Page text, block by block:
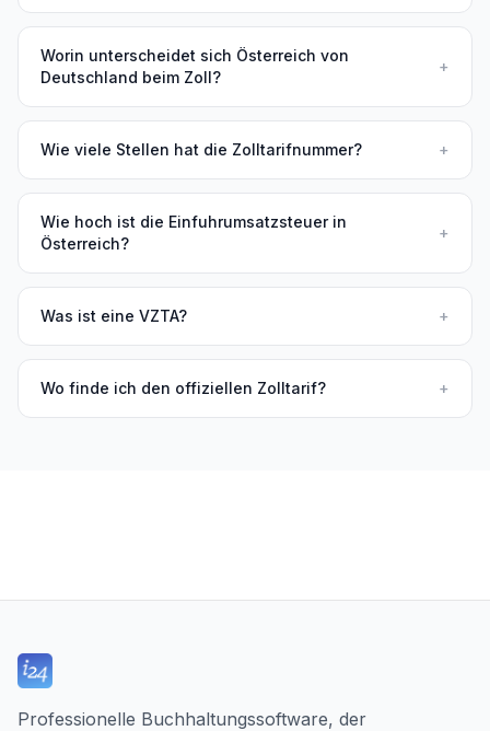
Worin unterscheidet sich Österreich von
Deutschland beim Zoll?
+
Wie viele Stellen hat die Zolltarifnummer? +
Wie hoch ist die Einfuhrumsatzsteuer in
Österreich?
+
Was ist eine VZTA? +
Wo finde ich den offiziellen Zolltarif? +
Professionelle Buchhaltungssoftware, der